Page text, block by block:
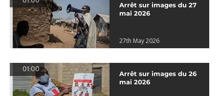
Arrêt sur images du 27
mai 2026
27th May 2026
01:00
Arrêt sur images du 26
mai 2026